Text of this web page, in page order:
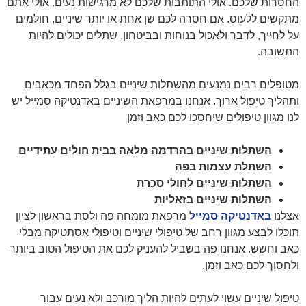
החסרות שלכם. אולי התותבות שלכם לא מרגישות נעים. אולי אתם
מתקשים ללעוס. אם חסרה לכם שן אחת או יותר שיניים, חולמים
על לחייך, לדבר ולאכול בנוחות ובביטחון, שתלים יכולים להיות
התשובה.
מטופלים רבים נמנעים מהשתלות שיניים בגלל הפחד מכאבים
ותהליך טיפול ארוך. אנחנו במרפאת השיניים באדנטיקה סמייל יש
לנו מגוון טיפולים שיחסכו לכם כאב וזמן
השתלות שיניים בהרדמה מלאה בבית חולים עתידיים
השתלת עצמות בפה
השתלות שיניים לחולי סכרת
השתלות שיניים בזאליות
אצלנו באדנטיקה סמייל מרפאת מומחה פה ולסת בראשון לציון
תוכלו לבצע מגוון רחב של טיפולי שיניים וטיפולי אסתטיקה מבלי
כאב וחשש. אנחנו פה בשביל להעניק לכם את הטיפול הטוב ביותר
ולחסוך לכם כאב וזמן.
טיפול שיניים עשוי לעתים להיות הליך מורכב ולא נעים עבור